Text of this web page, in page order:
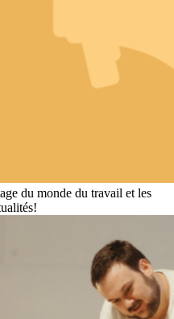
du monde du travail et les